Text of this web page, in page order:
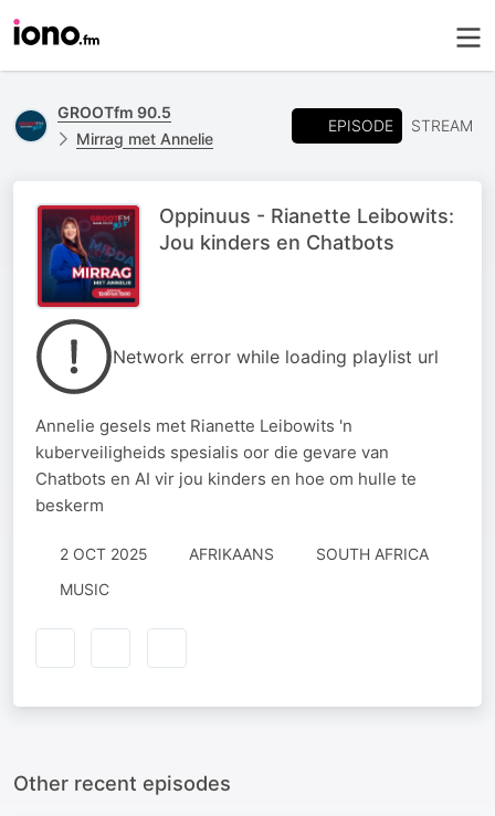
GROOTfm 90.5
Mirrag met Annelie
EPISODE STREAM
Oppinuus - Rianette Leibowits:
Jou kinders en Chatbots
Network error while loading playlist url
Annelie gesels met Rianette Leibowits 'n
kuberveiligheids spesialis oor die gevare van
Chatbots en AI vir jou kinders en hoe om hulle te
beskerm
2 OCT 2025 AFRIKAANS
SOUTH AFRICA
MUSIC
Other recent episodes